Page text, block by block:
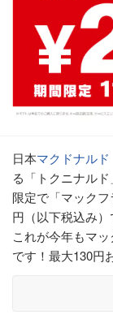
日本マクドナルド
る「トクニナル
限定で「マックフ
円（以下税込み
これが今年もマ
です！最大130円